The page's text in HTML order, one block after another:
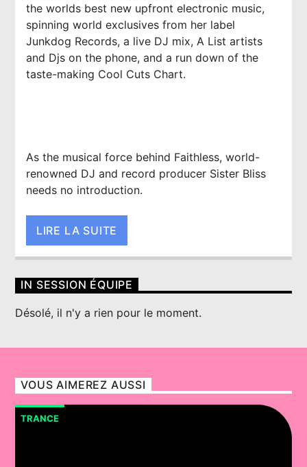
the worlds best new upfront electronic music,
spinning world exclusives from her label
Junkdog Records, a live DJ mix, A List artists
and Djs on the phone, and a run down of the
taste-making Cool Cuts Chart.
As the musical force behind Faithless, world-
renowned DJ and record producer Sister Bliss
needs no introduction.
LIRE LA SUITE
IN SESSION ÉQUIPE
Désolé, il n'y a rien pour le moment.
VOUS AIMEREZ AUSSI
TRANCE